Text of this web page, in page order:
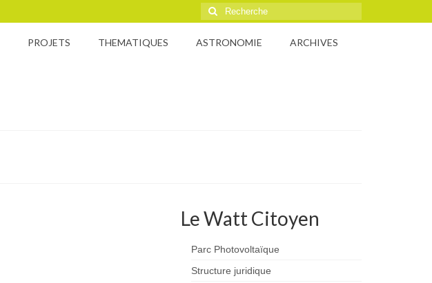
Rechercher
:
PROJETS THEMATIQUES ASTRONOMIE ARCHIVES
Le Watt Citoyen
Parc Photovoltaïque
Structure juridique